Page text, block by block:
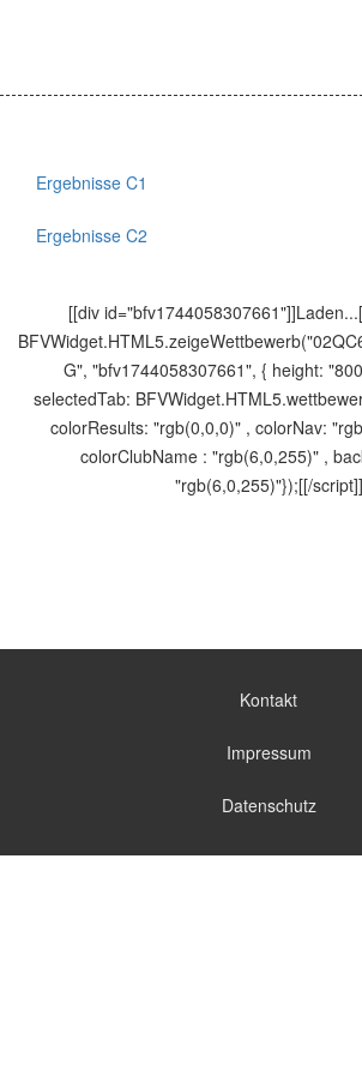
Ergebnisse C1
Ergebnisse C2
[[div
G", "bfv1744058307661", { height:
selectedTab:
colorResults: "rgb(0,0,0)" , colorNav:
colorClubName : "rgb(6,0,255)" ,
"rgb(6,0,255)"});[[/script]]
Kontakt
Impressum
Datenschutz